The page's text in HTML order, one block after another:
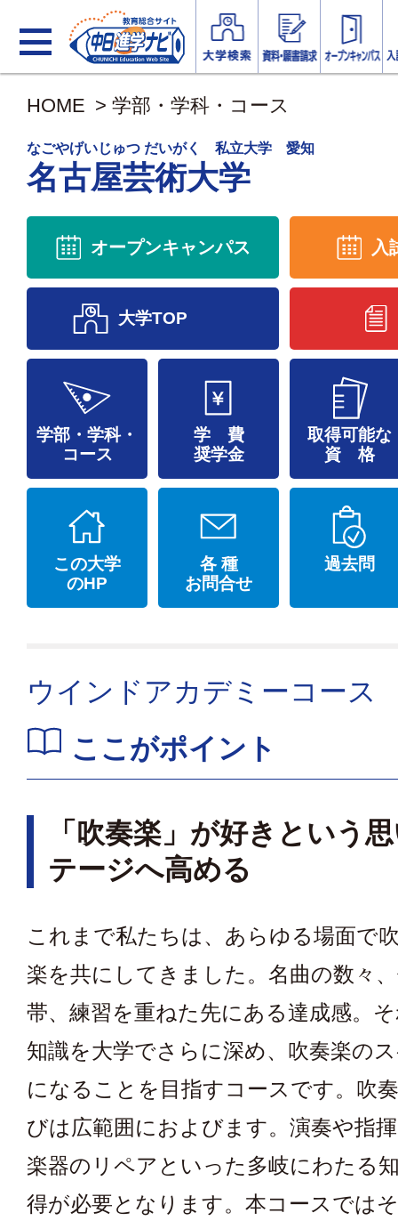
HOME > 学部・学科・コース
なごやげいじゅつ だいがく 私立大学 愛知
名古屋芸術大学
オープンキャンパス 入
大学TOP
学部・学科・
コース
学 費
奨学金
取得可能な
資 格
この大学
のHP
各 種
お問合せ
過去問
ウインドアカデミーコース
ここがポイント
「吹奏楽」が好きという
テージへ高める
これまで私たちは、あらゆる場⾯で
楽を共にしてきました。名曲の数々
帯、練習を重ねた先にある達成感。
知識を⼤学でさらに深め、吹奏楽の
になることを⽬指すコースです。吹
びは広範囲におよびます。演奏や指
楽器のリペアといった多岐にわたる
得が必要となります。本コースでは